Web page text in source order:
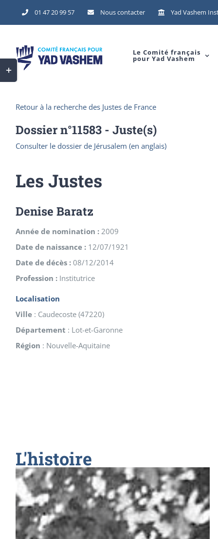
to
01 47 20 99 57 Nous contacter Yad Vashem
Le Comité français
pour Yad Vashem
Retour à la recherche des Justes de France
Dossier n°11583 - Juste(s)
Consulter le dossier de Jérusalem (en anglais)
Les Justes
Denise Baratz
Année de nomination : 2009
Date de naissance : 12/07/1921
Date de décès : 08/12/2014
Profession : Institutrice
Localisation
Ville : Caudecoste (47220)
Département : Lot-et-Garonne
Région : Nouvelle-Aquitaine
L'histoire
Toggle
Sliding